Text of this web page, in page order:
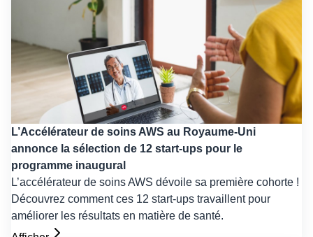
L’Accélérateur de soins AWS au Royaume-Uni
annonce la sélection de 12 start-ups pour le
programme inaugural
L’accélérateur de soins AWS dévoile sa première cohorte !
Découvrez comment ces 12 start-ups travaillent pour
améliorer les résultats en matière de santé.